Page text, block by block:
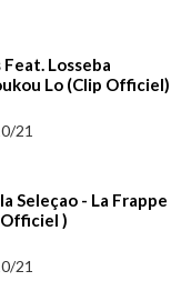
Feat. Losseba
Lo (Clip Officiel)
21
Seleçao - La Frappe
)
21